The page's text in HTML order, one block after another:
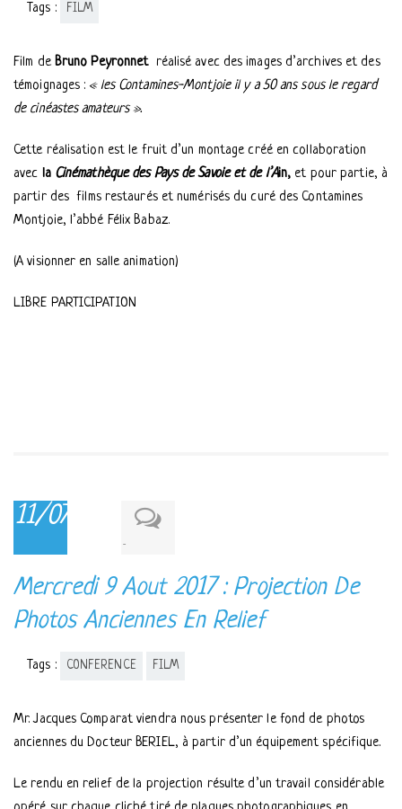
Tags : FILM
Film deBruno Peyronnet réalisé avec des images d’archives et des
témoignages : « les Contamines-Montjoie il y a 50 ans sous le regard
de cinéastes amateurs ».
Cette réalisation est le fruit d’un montage créé en collaboration
avec la Cinémathèque des Pays de Savoie et de l’Ain, et pour partie, à
partir des films restaurés et numérisés du curé des Contamines
Montjoie, l’abbé Félix Babaz.
(A visionner en salle animation)
LIBRE PARTICIPATION
11/07/2017
-
Mercredi 9 Aout 2017 : Projection De
Photos Anciennes En Relief
Tags : CONFERENCE FILM
Mr. Jacques Comparat viendra nous présenter le fond de photos
anciennes du Docteur BERIEL, à partir d’un équipement spécifique.
Le rendu en relief de la projection résulte d’un travail considérable